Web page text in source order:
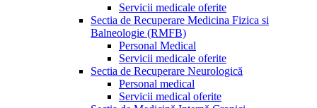
Servicii medicale oferite
Sectia de Recuperare Medicina Fizica si
Balneologie (RMFB)
Personal Medical
Servicii medicale oferite
Sectia de Recuperare Neurologică
Personal medical
Servicii medical oferite